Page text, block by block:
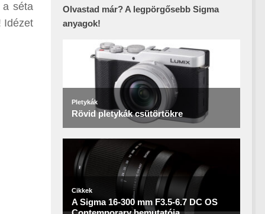
a séta
Idézet
Olvastad már? A legpörgősebb Sigma
anyagok!